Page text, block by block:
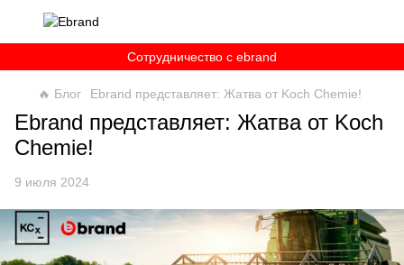
Сотрудничество c ebrand
🔥 Блог Ebrand представляет: Жатва от Koch Chemie!
Ebrand представляет: Жатва от Koch
Chemie!
9 июля 2024